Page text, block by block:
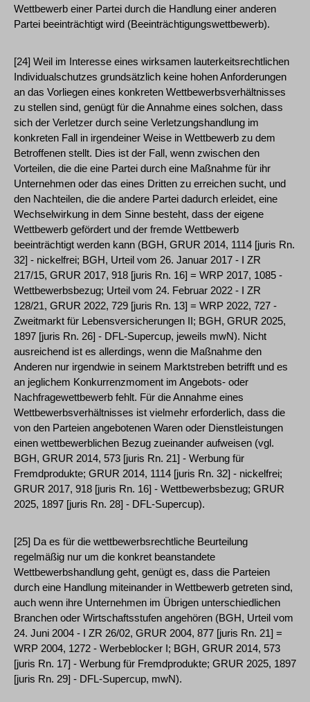
Wettbewerb einer Partei durch die Handlung einer anderen
Partei beeinträchtigt wird (Beeinträchtigungswettbewerb).
[24] Weil im Interesse eines wirksamen lauterkeitsrechtlichen
Individualschutzes grundsätzlich keine hohen Anforderungen
an das Vorliegen eines konkreten Wettbewerbsverhältnisses
zu stellen sind, genügt für die Annahme eines solchen, dass
sich der Verletzer durch seine Verletzungshandlung im
konkreten Fall in irgendeiner Weise in Wettbewerb zu dem
Betroffenen stellt. Dies ist der Fall, wenn zwischen den
Vorteilen, die die eine Partei durch eine Maßnahme für ihr
Unternehmen oder das eines Dritten zu erreichen sucht, und
den Nachteilen, die die andere Partei dadurch erleidet, eine
Wechselwirkung in dem Sinne besteht, dass der eigene
Wettbewerb gefördert und der fremde Wettbewerb
beeinträchtigt werden kann (BGH, GRUR 2014, 1114 [juris Rn.
32] - nickelfrei; BGH, Urteil vom 26. Januar 2017 - I ZR
217/15, GRUR 2017, 918 [juris Rn. 16] = WRP 2017, 1085 -
Wettbewerbsbezug; Urteil vom 24. Februar 2022 - I ZR
128/21, GRUR 2022, 729 [juris Rn. 13] = WRP 2022, 727 -
Zweitmarkt für Lebensversicherungen II; BGH, GRUR 2025,
1897 [juris Rn. 26] - DFL-Supercup, jeweils mwN). Nicht
ausreichend ist es allerdings, wenn die Maßnahme den
Anderen nur irgendwie in seinem Marktstreben betrifft und es
an jeglichem Konkurrenzmoment im Angebots- oder
Nachfragewettbewerb fehlt. Für die Annahme eines
Wettbewerbsverhältnisses ist vielmehr erforderlich, dass die
von den Parteien angebotenen Waren oder Dienstleistungen
einen wettbewerblichen Bezug zueinander aufweisen (vgl.
BGH, GRUR 2014, 573 [juris Rn. 21] - Werbung für
Fremdprodukte; GRUR 2014, 1114 [juris Rn. 32] - nickelfrei;
GRUR 2017, 918 [juris Rn. 16] - Wettbewerbsbezug; GRUR
2025, 1897 [juris Rn. 28] - DFL-Supercup).
[25] Da es für die wettbewerbsrechtliche Beurteilung
regelmäßig nur um die konkret beanstandete
Wettbewerbshandlung geht, genügt es, dass die Parteien
durch eine Handlung miteinander in Wettbewerb getreten sind,
auch wenn ihre Unternehmen im Übrigen unterschiedlichen
Branchen oder Wirtschaftsstufen angehören (BGH, Urteil vom
24. Juni 2004 - I ZR 26/02, GRUR 2004, 877 [juris Rn. 21] =
WRP 2004, 1272 - Werbeblocker I; BGH, GRUR 2014, 573
[juris Rn. 17] - Werbung für Fremdprodukte; GRUR 2025, 1897
[juris Rn. 29] - DFL-Supercup, mwN).